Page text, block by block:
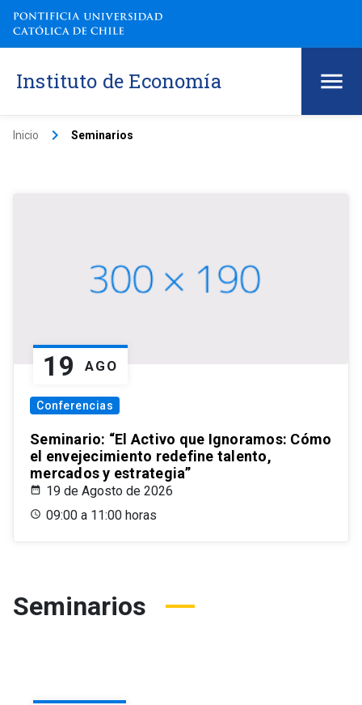
Instituto de Economía
Inicio keyboard_arrow_right Seminarios
19 AGO
Conferencias
Seminario: “El Activo que Ignoramos: Cómo
el envejecimiento redefine talento,
mercados y estrategia”
19 de Agosto de 2026
09:00 a 11:00 horas
Seminarios